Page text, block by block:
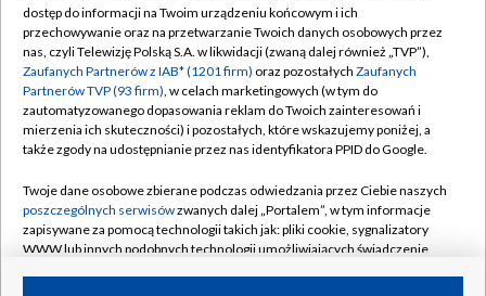
Abonament TVP
Emisja w TVP
Centrum informacji TVP
Naziemna Telewizja Cyfrowa
Rada Programowa
System NOS
Informacje o nadawcy
Regulamin TVP
Polityka prywatności
Moje zgody
Pomoc
Kontakt
Kanały
dostęp do informacji na Twoim urządzeniu końcowym i ich
przechowywanie oraz na przetwarzanie Twoich danych osobowych przez
nas, czyli Telewizję Polską S.A. w likwidacji (zwaną dalej również „TVP”),
Zaufanych Partnerów z IAB* (1201 firm) oraz pozostałych Zaufanych
Partnerów TVP (93 firm), w celach marketingowych (w tym do
zautomatyzowanego dopasowania reklam do Twoich zainteresowań i
mierzenia ich skuteczności) i pozostałych, które wskazujemy poniżej, a
także zgody na udostępnianie przez nas identyfikatora PPID do Google.
Twoje dane osobowe zbierane podczas odwiedzania przez Ciebie naszych
poszczególnych serwisówzwanych dalej „Portalem”, w tym informacje
zapisywane za pomocą technologii takich jak: pliki cookie, sygnalizatory
WWW lub innych podobnych technologii umożliwiających świadczenie